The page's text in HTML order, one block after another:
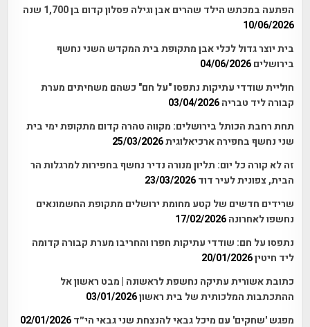
הפתעה במכתש הילד שהרים אבן וגילה פסלון קדום בן 1,700 שנה
10/06/2026
בית יוצר גדול לכלי אבן מתקופת בית המקדש השני נחשף
בירושלים 04/06/2026
חוליית שודדי עתיקות נתפסו "על חם" כשהם משחיתים מערת
קבורה ליד טבריה 03/04/2026
תחת רחבת הכותל בירושלים: מקווה טהרה קדום מתקופת ימי בית
שני נחשף בחפירה ארכיאלוגית25/03/2026
זה לא קורה כל יום: תליון מנורה נדיר נחשף בחפירות למרגלות הר
הבית, צפונית לעיר דוד 23/03/2026
שרידים חדשים של קטע מחומת ירושלים מתקופת החשמונאים
נחשפו לאחרונה 17/02/2026
נתפסו על חם: שודדי עתיקות חפרו והחריבו מערת קבורה קדומה
ליד חיטין20/01/2026
כתובת אשורית עתיקה נחשפת לראשונה | מבט ראשון אל
ההתכתבות המלכותית של בית ראשון03/01/2026
מפגש 'שחקים' עם מיכל גבאי להנצחת שני גבאי הי״ד 02/01/2026